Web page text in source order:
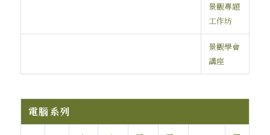
景觀專題
工作坊
景觀學會
講座
電腦系列